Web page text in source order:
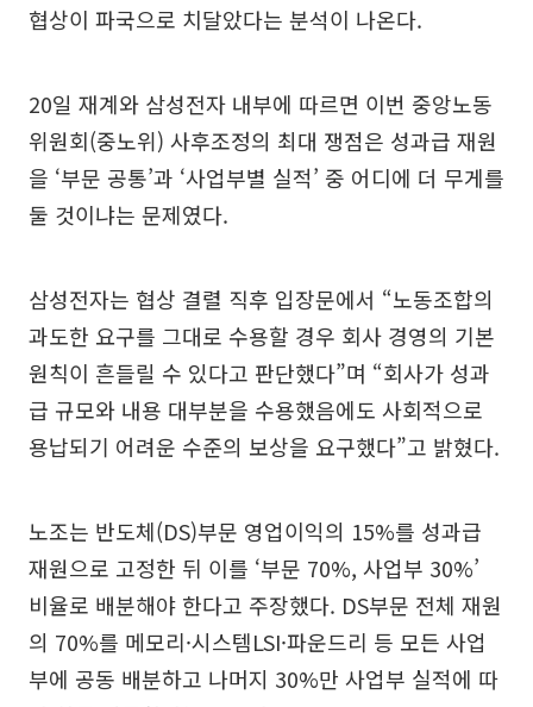
협상이 파국으로 치달았다는 분석이 나온다.
20일 재계와 삼성전자 내부에 따르면 이번 중앙노동
위원회(중노위) 사후조정의 최대 쟁점은 성과급 재원
을 ‘부문 공통’과 ‘사업부별 실적’ 중 어디에 더 무게를
둘 것이냐는 문제였다.
삼성전자는 협상 결렬 직후 입장문에서 “노동조합의
과도한 요구를 그대로 수용할 경우 회사 경영의 기본
원칙이 흔들릴 수 있다고 판단했다”며 “회사가 성과
급 규모와 내용 대부분을 수용했음에도 사회적으로
용납되기 어려운 수준의 보상을 요구했다”고 밝혔다.
노조는 반도체(DS)부문 영업이익의 15%를 성과급
재원으로 고정한 뒤 이를 ‘부문 70%, 사업부 30%’
비율로 배분해야 한다고 주장했다. DS부문 전체 재원
의 70%를 메모리·시스템LSI·파운드리 등 모든 사업
부에 공동 배분하고 나머지 30%만 사업부 실적에 따